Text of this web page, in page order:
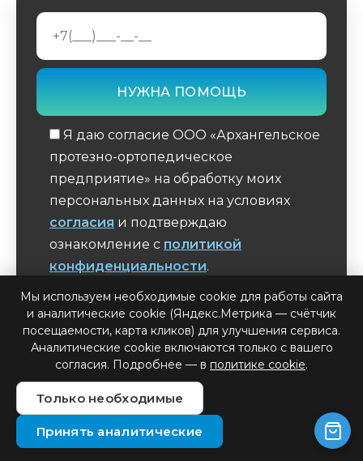
Я даю согласие ООО «Архангельское
протезно-ортопедическое
предприятие» на обработку моих
персональных данных на условиях
согласия и подтверждаю
ознакомление с политикой
конфиденциальности.
Обязательное поле
Общение с семьей и друзьями (важность
открытой коммуникации)
Романтические отношения (95% людей с
Мы используем необходимые cookie для работы сайта
и аналитические cookie (Яндекс.Метрика — счётчик
посещаемости, карта кликов) для улучшения сервиса.
Аналитические cookie включаются только с вашего
согласия. Подробнее — в политике cookie.
Только необходимые
Принять аналитические